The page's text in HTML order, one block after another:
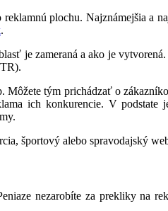
plochu. Najznámejšia a
.
je zameraná a ako je
Môžete tým prichádzať o
ich konkurencie. V
športový alebo spravodajský
nezarobíte za prekliky na